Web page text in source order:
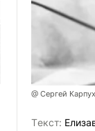
@ Сергей
Tекст: